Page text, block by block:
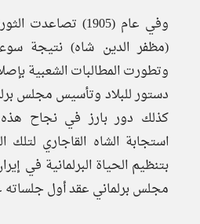
وفي عام (1905)
(مظفر الدين شاه) نتيجة سوء
وتطورت المطالبات الشعبية
دستور للبلاد وتأسيس مجلس
كذلك دور بارز في نجاح هذه
استجابة الشاه القاجاري لتلك
بتنظيم الحياة البرلمانية في
مجلس برلماني عقد أول جلساته عام